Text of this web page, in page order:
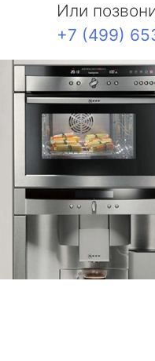
Или
+7 (499)